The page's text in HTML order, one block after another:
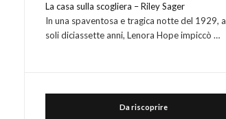
La casa sulla scogliera – Riley Sager
In una spaventosa e tragica notte del 1929, a
soli diciassette anni, Lenora Hope impiccò …
Da riscoprire